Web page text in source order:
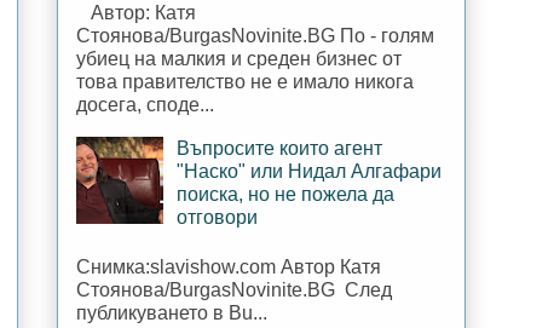
Автор: Катя
Стоянова/BurgasNovinite.BG По - голям
убиец на малкия и среден бизнес от
това правителство не е имало никога
досега, споде...
Въпросите които агент
"Наско" или Нидал Алгафари
поиска, но не пожела да
отговори
Снимка:slavishow.com Автор Катя
Стоянова/BurgasNovinite.BG След
публикуването в Bu...